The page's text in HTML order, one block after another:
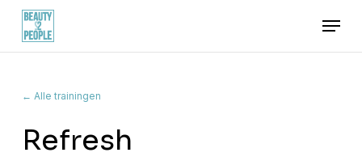
Skip
main
Menu
← Alle trainingen
Refresh